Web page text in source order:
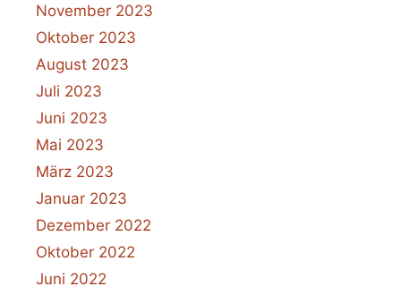
November 2023
Oktober 2023
August 2023
Juli 2023
Juni 2023
Mai 2023
März 2023
Januar 2023
Dezember 2022
Oktober 2022
Juni 2022